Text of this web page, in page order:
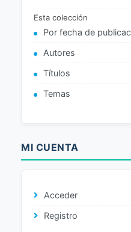
Esta colección
Por fecha de
Autores
Títulos
Temas
MI CUENTA
Acceder
Registro